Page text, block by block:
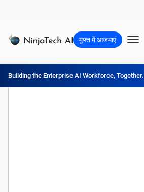
Building the Enterprise AI Workforce, Together.
मुफ्त में आजमाएं